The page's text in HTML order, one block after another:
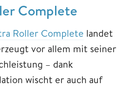
Complete
Roller Complete landet
vor allem mit seiner
– dank
wischt er auch auf